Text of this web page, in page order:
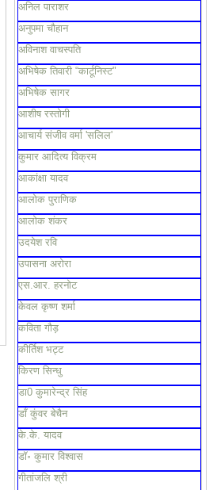
अनिल पाराशर
अनुपमा चौहान
अविनाश वाचस्पति
अभिषेक तिवारी “कार्टूनिस्ट"
अभिषेक सागर
आशीष रस्तोगी
आचार्य संजीव वर्मा 'सलिल'
कुमार आदित्य विक्रम
आकांक्षा यादव
आलोक पुराणिक
आलोक शंकर
उदयेश रवि
उपासना अरोरा
एस.आर. हरनोट
केवल कृष्ण शर्मा
कविता गौड़
कीर्तिश भट्ट
किरण सिन्धु
डा0 कुमारेन्द्र सिंह
डाँ कुंवर बेचैन
के.के. यादव
डॉ॰ कुमार विश्वास
गीतांजलि श्री